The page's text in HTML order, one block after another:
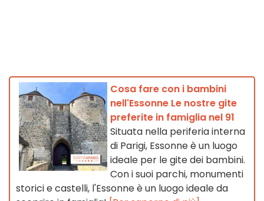
Cosa fare con i bambini
nell'Essonne Le nostre gite
preferite in famiglia nel 91
Situata nella periferia interna
di Parigi, Essonne è un luogo
ideale per le gite dei bambini.
Con i suoi parchi, monumenti
storici e castelli, l'Essonne è un luogo ideale da